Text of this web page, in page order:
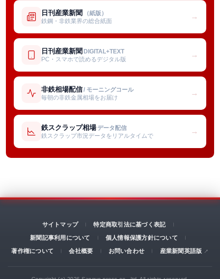
日刊産業新聞 （紙版）
鉄鋼・非鉄業界の総合紙面
→
日刊産業新聞 DIGITAL+TEXT
PC・スマホで読めるデジタル版
→
非鉄相場配信/ モーニングコール
毎朝の非鉄金属相場をお届け
→
鉄スクラップ相場 データ配信
鉄スクラップ市況データをリアルタイムで
→
サイトマップ
特定商取引法に基づく表記
新聞記事利用について
個人情報保護方針について
著作権について
会社概要 お問い合わせ 産業新聞英語版